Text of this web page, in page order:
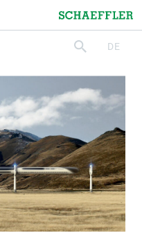
Schaeffler
suchenDE